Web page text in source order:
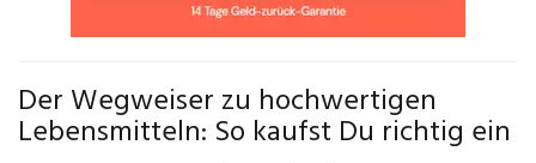
Der Wegweiser zu hochwertigen
Lebensmitteln: So kaufst Du richtig ein